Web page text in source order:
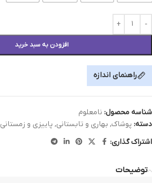
افزودن به سبد خرید
راهنمای اندازه
شناسه محصول: نامعلوم
دسته: پوشاک, بهاری و تابستانی, پاییزی و زمستانی
اشتراک گذاری:
توضیحات